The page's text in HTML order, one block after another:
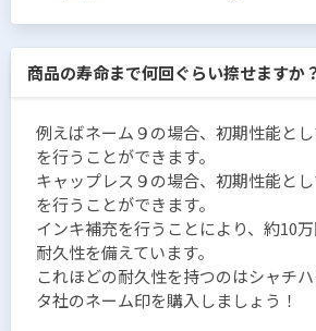
商品の寿命まで何回ぐらい捺せますか
例えばネーム９の場合、初期性能と
を行うことができます。
キャップレス９の場合、初期性能と
を行うことができます。
インキ補充を行うことにより、約10
耐久性を備えています。
これほどの耐久性を持つのはシャチ
タ社のネーム印を購入しましょう！